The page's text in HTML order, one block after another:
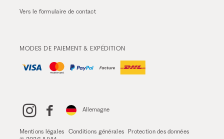
Vers le formulaire de contact
MODES DE PAIEMENT & EXPÉDITION
Allemagne
Mentions légales Conditions générales
Protection des données